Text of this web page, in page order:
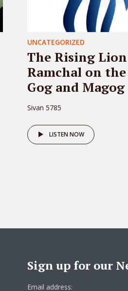
UNCATEGORIZED
The Rising
Ramchal on
Gog and Magog
Sivan 5785
LISTEN NOW
Sign up for our
Email address: